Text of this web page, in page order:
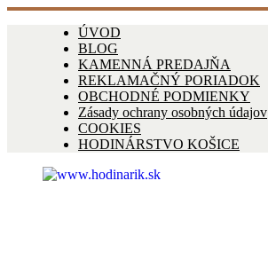
ÚVOD
BLOG
KAMENNÁ PREDAJŇA
REKLAMAČNÝ PORIADOK
OBCHODNÉ PODMIENKY
Zásady ochrany osobných údajov
COOKIES
HODINÁRSTVO KOŠICE